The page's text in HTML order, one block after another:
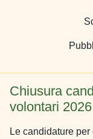
Chiusura
volontari 2026
Le candidature